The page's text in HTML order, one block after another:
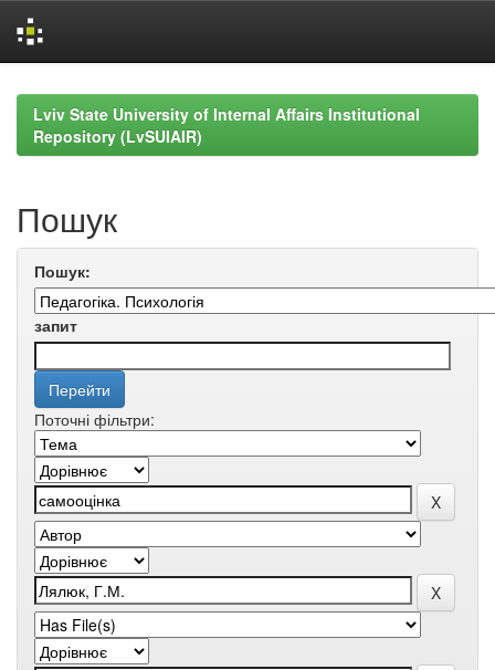
navigationLviv State University of Internal Affairs Institutional
Repository (LvSUIAIR)
Пошук
Пошук:
запит
Поточні фільтри: